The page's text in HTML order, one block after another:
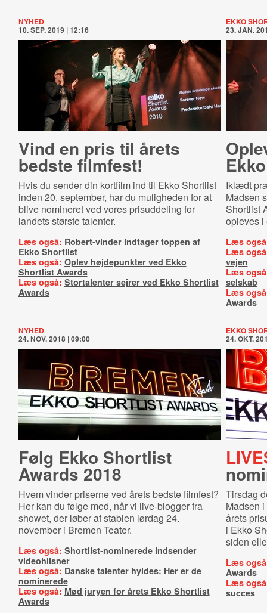
NYHED
10. SEP. 2019 | 12:16
Vind en pris til årets
bedste filmfest!
Hvis du sender din kortfilm ind til Ekko Shortlist
inden 20. september, har du muligheden for at
blive nomineret ved vores prisuddeling for
landets største talenter.
Læs også: Robert-vinder indtager toppen af
Ekko Shortlist
Læs også: Oplev højdepunkter ved Ekko
Shortlist Awards
Læs også: Stortalenter sejrer ved Ekko Shortlist
Awards
EKKO
23. JAN.
Iklædt
Madsen
Shortlist
opleves i
Læs
Læs
vejen
Læs
selskab
Læs
Awards
NYHED
24. NOV. 2018 | 09:00
Følg Ekko Shortlist
Awards 2018
Hvem vinder priserne ved årets bedste filmfest?
Her kan du følge med, når vi live-blogger fra
showet, der løber af stablen lørdag 24.
november i Bremen Teater.
Læs også: Shortlist-nominerede indsender
videohilsner
Læs også: Danske talenter hyldes: Her er de
nominerede
Læs også: Mød juryen for årets Ekko Shortlist
Awards
EKKO
24. OKT.
Tirsdag
Madsen
årets
i Ekko
siden
Læs
Awards
Læs
succes